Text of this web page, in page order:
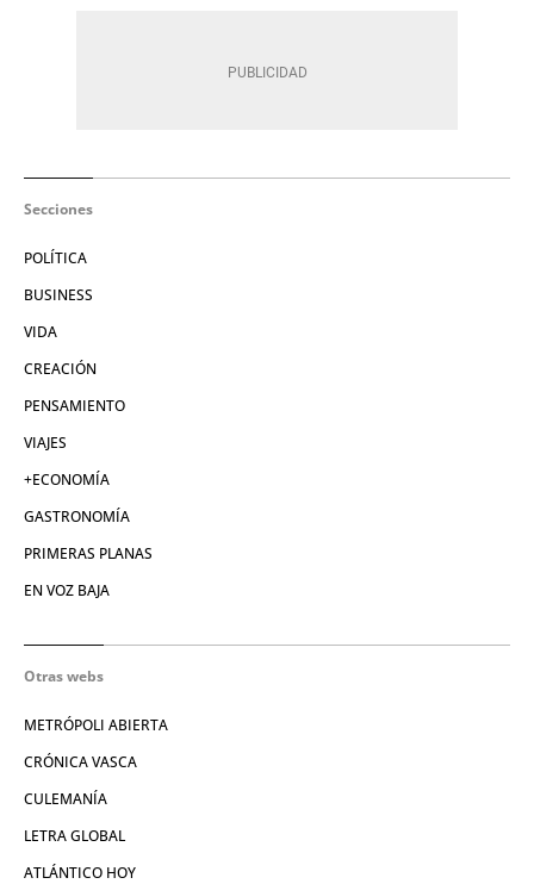
Secciones
POLÍTICA
BUSINESS
VIDA
CREACIÓN
PENSAMIENTO
VIAJES
+ECONOMÍA
GASTRONOMÍA
PRIMERAS PLANAS
EN VOZ BAJA
Otras webs
METRÓPOLI ABIERTA
CRÓNICA VASCA
CULEMANÍA
LETRA GLOBAL
ATLÁNTICO HOY